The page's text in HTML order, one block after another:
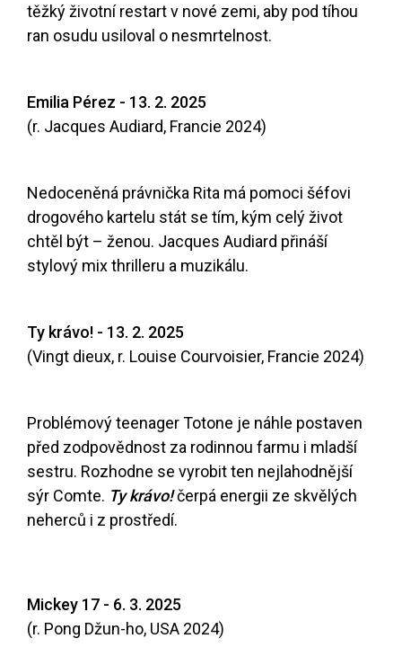
těžký životní restart v nové zemi, aby pod tíhou
ran osudu usiloval o nesmrtelnost.
Emilia Pérez - 13. 2. 2025
(r. Jacques Audiard, Francie 2024)
Nedoceněná právnička Rita má pomoci šéfovi
drogového kartelu stát se tím, kým celý život
chtěl být – ženou. Jacques Audiard přináší
stylový mix thrilleru a muzikálu.
Ty krávo! - 13. 2. 2025
(Vingt dieux, r. Louise Courvoisier, Francie 2024)
Problémový teenager Totone je náhle postaven
před zodpovědnost za rodinnou farmu i mladší
sestru. Rozhodne se vyrobit ten nejlahodnější
sýr Comte. Ty krávo!čerpá energii ze skvělých
neherců i z prostředí.
Mickey 17 - 6. 3. 2025
(r. Pong Džun-ho, USA 2024)